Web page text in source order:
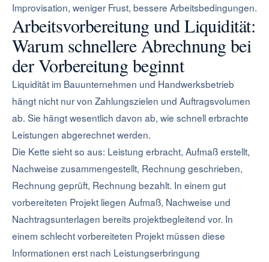
Improvisation, weniger Frust, bessere Arbeitsbedingungen.
Arbeitsvorbereitung und Liquidität:
Warum schnellere Abrechnung bei
der Vorbereitung beginnt
Liquidität im Bauunternehmen und Handwerksbetrieb
hängt nicht nur von Zahlungszielen und Auftragsvolumen
ab. Sie hängt wesentlich davon ab, wie schnell erbrachte
Leistungen abgerechnet werden.
Die Kette sieht so aus: Leistung erbracht, Aufmaß erstellt,
Nachweise zusammengestellt, Rechnung geschrieben,
Rechnung geprüft, Rechnung bezahlt. In einem gut
vorbereiteten Projekt liegen Aufmaß, Nachweise und
Nachtragsunterlagen bereits projektbegleitend vor. In
einem schlecht vorbereiteten Projekt müssen diese
Informationen erst nach Leistungserbringung